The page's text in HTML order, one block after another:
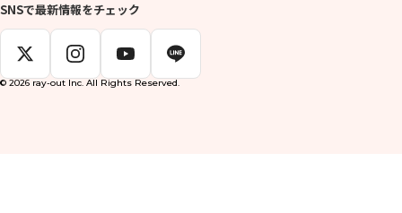
SNSで最新情報をチェック
© 2026 ray-out Inc. All Rights Reserved.